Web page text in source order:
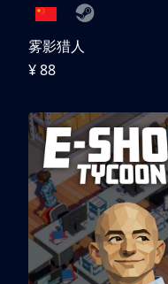
雾影猎人
¥ 88